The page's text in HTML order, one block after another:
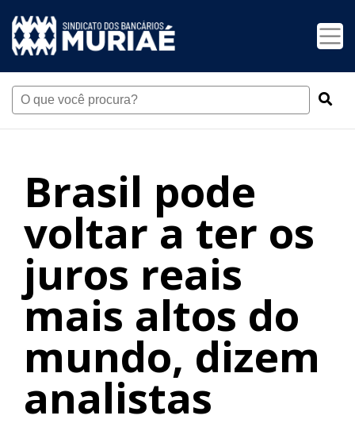
Brasil pode
voltar a ter os
juros reais
mais altos do
mundo, dizem
analistas